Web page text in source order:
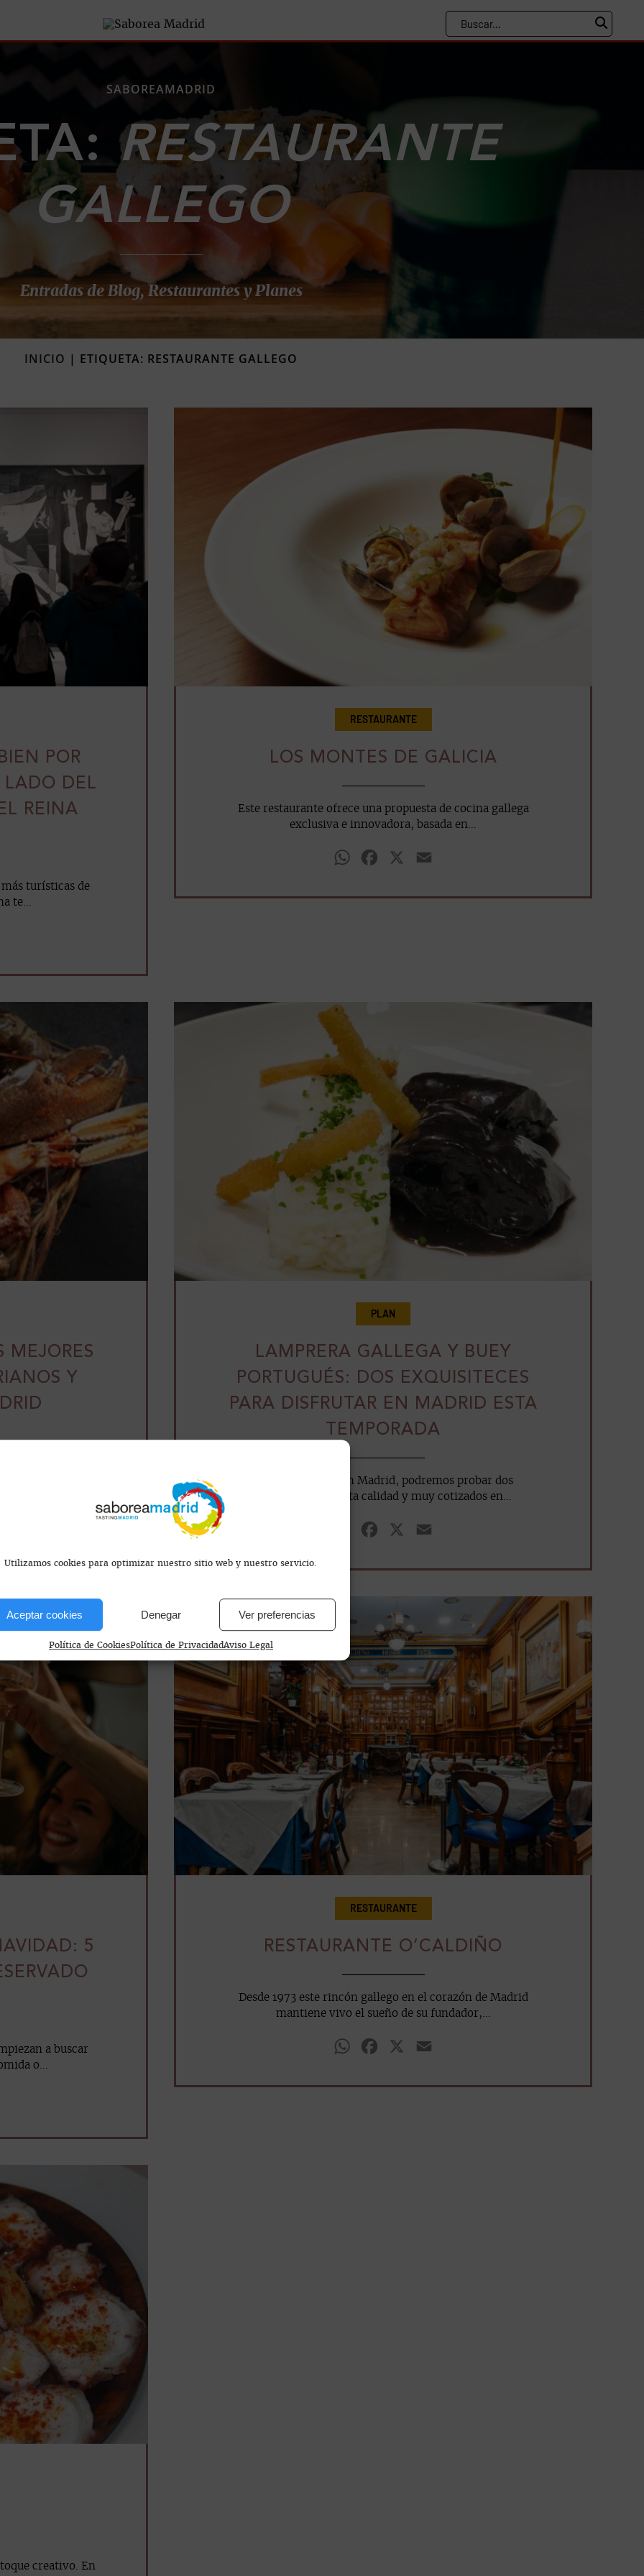
Utilizamos cookies para optimizar nuestro sitio web y nuestro servicio.
Aceptar cookies Denegar Ver preferencias
Política de CookiesPolítica de PrivacidadAviso Legal
SABOREAMADRID
RESTAURANTE
GALLEGO
Entradas de Blog, Restaurantes y Planes
INICIO | ETIQUETA: RESTAURANTE GALLEGO
POR
LADO DEL
REINA
turísticas de
te...
RESTAURANTE
LOS MONTES DE GALICIA
Este restaurante ofrece una propuesta de cocina gallega
exclusiva e innovadora, basada en...
WhatsAppFacebook
MEJORES
Y
PLAN
LAMPRERA GALLEGA Y BUEY
PORTUGUÉS: DOS EXQUISITECES
PARA DISFRUTAR EN MADRID ESTA
TEMPORADA
Esta temporada, en Madrid, podremos probar dos
ingredientes de alta calidad y muy cotizados en...
WhatsAppFacebook
5
a buscar
o...
RESTAURANTE
RESTAURANTE O’CALDIÑO
Desde 1973 este rincón gallego en el corazón de Madrid
mantiene vivo el sueño de su fundador,...
WhatsAppFacebook
creativo. En